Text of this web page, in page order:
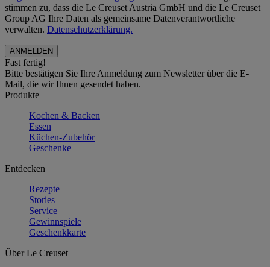
stimmen zu, dass die Le Creuset Austria GmbH und die Le Creuset
Group AG Ihre Daten als gemeinsame Datenverantwortliche
verwalten. Datenschutzerklärung.
Fast fertig!
Bitte bestätigen Sie Ihre Anmeldung zum Newsletter über die E-
Mail, die wir Ihnen gesendet haben.
Produkte
Kochen & Backen
Essen
Küchen-Zubehör
Geschenke
Entdecken
Rezepte
Stories
Service
Gewinnspiele
Geschenkkarte
Über Le Creuset